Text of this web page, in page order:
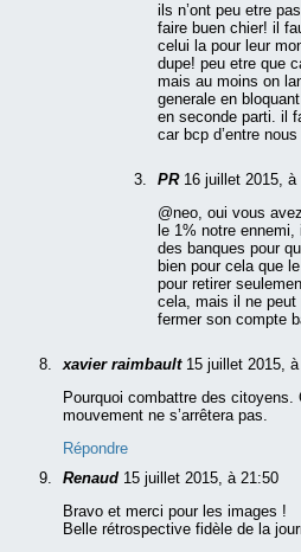
ils n’ont peu etre
faire buen chier! il
celui la pour leur
dupe! peu etre que
mais au moins on
generale en
en seconde parti. il
car bcp d’entre
PR 16 juillet 2015, à
@neo, oui vous
le 1% notre
des banques pour
bien pour cela que
pour retirer
cela, mais il ne peut
fermer son compte
xavier raimbault 15 juillet 2015,
Pourquoi combattre des citoyens.
mouvement ne s’arrêtera pas.
Répondre
Renaud 15 juillet 2015, à 21:50
Bravo et merci pour les images !
Belle rétrospective fidèle de la